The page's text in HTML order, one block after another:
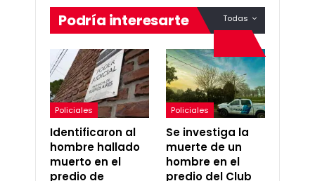
Todas
Podría interesarte
Policiales
Identificaron al
hombre hallado
muerto en el
predio de
Policiales
Se investiga la
muerte de un
hombre en el
predio del Club